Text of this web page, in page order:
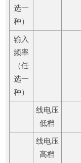
选一
种）
输入
频率
（任
选一
种）
线电压
低档
线电压
高档